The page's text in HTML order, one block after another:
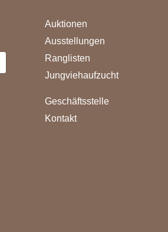
Auktionen
Ausstellungen
Ranglisten
Jungviehaufzucht
Geschäftsstelle
Kontakt